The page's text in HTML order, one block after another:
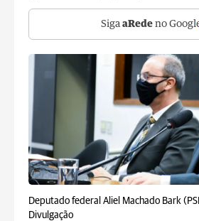
Siga aRede no
Deputado federal Aliel Machado Bark
Divulgação